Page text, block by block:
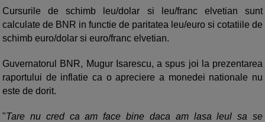
Cursurile de schimb leu/dolar si leu/franc elvetian sunt
calculate de BNR in functie de paritatea leu/euro si cotatiile de
schimb euro/dolar si euro/franc elvetian.
Guvernatorul BNR, Mugur Isarescu, a spus joi la prezentarea
raportului de inflatie ca o apreciere a monedei nationale nu
este de dorit.
"Tare nu cred ca am face bine daca am lasa leul sa se